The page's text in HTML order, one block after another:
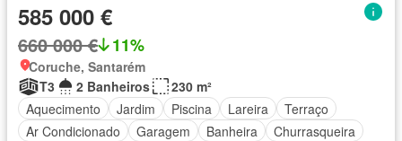
585 000 €
660 000 € 11%
Coruche, Santarém
T3
2 Banheiros
230 m²
Aquecimento
Jardim Piscina Lareira
Terraço
Ar Condicionado
Garagem Banheira Churrasqueira